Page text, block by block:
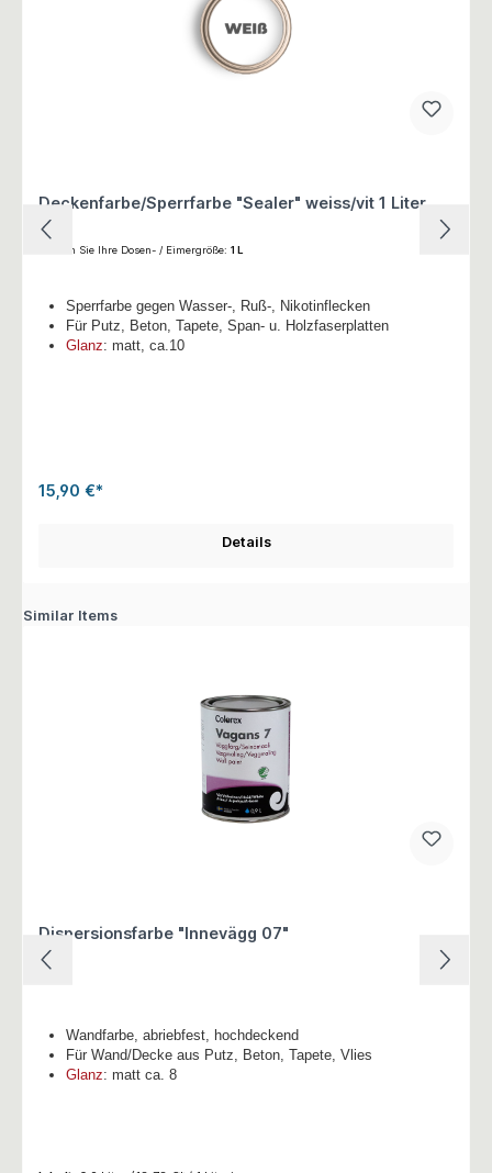
Deckenfarbe/Sperrfarbe "Sealer" weiss/vit 1 Liter
Wählen Sie Ihre Dosen- / Eimergröße: 1 L
Sperrfarbe gegen Wasser-, Ruß-, Nikotinflecken
Für Putz, Beton, Tapete, Span- u. Holzfaserplatten
Glanz: matt, ca.10
15,90 €*
Details
Similar Items
Dispersionsfarbe "Innevägg 07"
Wandfarbe, abriebfest, hochdeckend
Für Wand/Decke aus Putz, Beton, Tapete, Vlies
Glanz: matt ca. 8